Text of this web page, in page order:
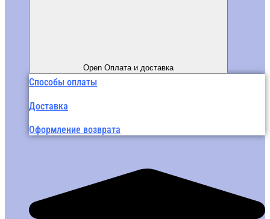
Open Оплата и доставка
Способы оплаты
Доставка
Оформление возврата